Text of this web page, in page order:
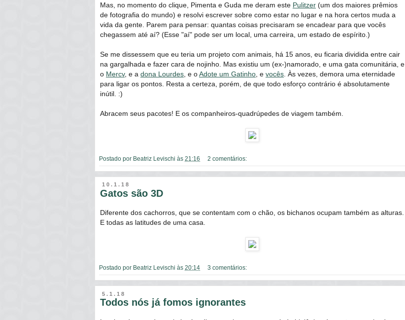
Mas, no momento do clique, Pimenta e Guda me deram este Pulitzer (um dos maiores prêmios
de fotografia do mundo) e resolvi escrever sobre como estar no lugar e na hora certos muda a
vida da gente. Parem para pensar: quantas coisas precisaram se encadear para que vocês
chegassem até aí? (Esse "aí" pode ser um local, uma carreira, um estado de espírito.)
Se me dissessem que eu teria um projeto com animais, há 15 anos, eu ficaria dividida entre cair
na gargalhada e fazer cara de nojinho. Mas existiu um (ex-)namorado, e uma gata comunitária, e
o Mercv, e a dona Lourdes , e oAdote um Gatinho , e vocês . Às vezes, demora uma eternidade
para ligar os pontos. Resta a certeza, porém, de que todo esforço contrário é absolutamente
inútil. :)
Abracem seus pacotes! E os companheiros-quadrúpedes de viagem também.
Postado por Beatriz Levischi às 21:16 2 comentários:
10.1.18
Gatos são 3D
Diferente dos cachorros, que se contentam com o chão, os bichanos ocupam também as alturas.
E todas as latitudes de uma casa.
Postado por Beatriz Levischi às 20:14 3 comentários:
5.1.18
Todos nós já fomos ignorantes